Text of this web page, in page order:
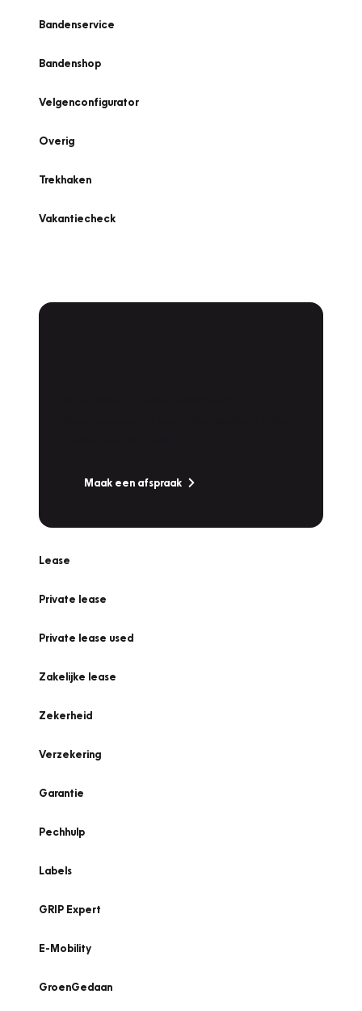
Bandenservice
Bandenshop
Velgenconfigurator
Overig
Trekhaken
Vakantiecheck
Maak een afspraak
Lease
Private lease
Private lease used
Zakelijke lease
Zekerheid
Verzekering
Garantie
Pechhulp
Labels
GRIP Expert
E-Mobility
GroenGedaan